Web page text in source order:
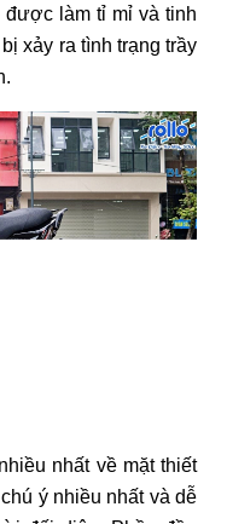
được làm tỉ mỉ và tinh
xảy ra tình trạng trầy
nhất về mặt thiết
ý nhiều nhất và dễ